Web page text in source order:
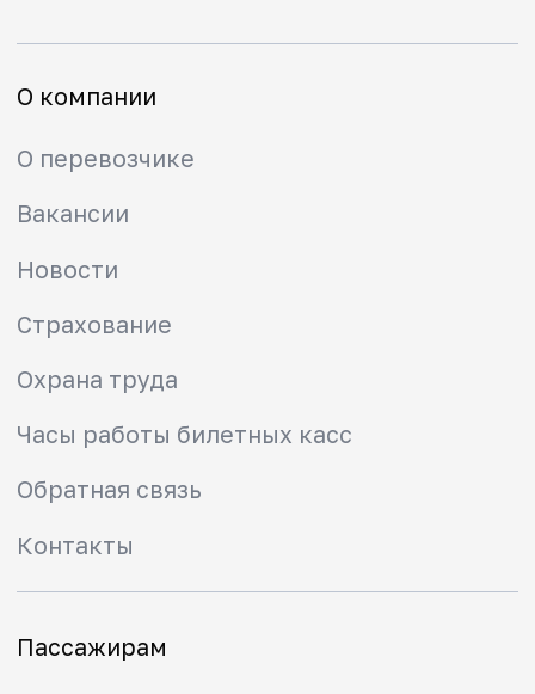
Льготы
Схемы зон
Мобильное приложение РЖД
Пригородные направления
Вопрос-ответ
Найти забытые вещи
Вернуть денежные средства
Маломобильным
пассажирам
Правила прохода через
турникет
Туристские маршруты